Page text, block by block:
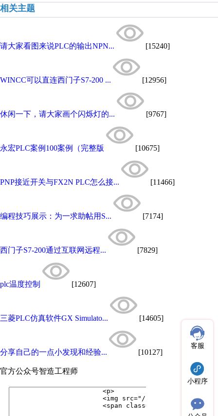
相关主题
请大家看图来说PLC的输出NPN... [15240]
WINCC可以直连西门子S7-200 ... [12956]
休闲一下，请大家画个闪烁灯的... [9767]
永宏PLC案例100案例（完整版 [10675]
PNP接近开关与FX2N PLC怎么接... [11466]
编程技巧展示：为一求助帖用S... [7174]
西门子S7-200通过互联网远程... [7829]
plc温度控制 [12607]
三菱PLC仿真软件GX Simulato... [14605]
分享自己的一点小发现和经验... [10127]
官方公众号智造工程师
客服
小程序